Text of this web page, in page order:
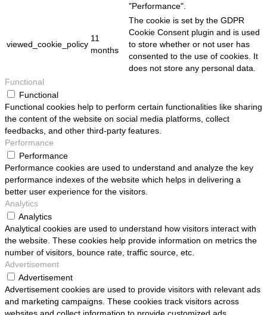
"Performance".
viewed_cookie_policy
11
months
The cookie is set by the GDPR
Cookie Consent plugin and is used
to store whether or not user has
consented to the use of cookies. It
does not store any personal data.
Functional
Functional
Functional cookies help to perform certain functionalities like sharing
the content of the website on social media platforms, collect
feedbacks, and other third-party features.
Performance
Performance
Performance cookies are used to understand and analyze the key
performance indexes of the website which helps in delivering a
better user experience for the visitors.
Analytics
Analytics
Analytical cookies are used to understand how visitors interact with
the website. These cookies help provide information on metrics the
number of visitors, bounce rate, traffic source, etc.
Advertisement
Advertisement
Advertisement cookies are used to provide visitors with relevant ads
and marketing campaigns. These cookies track visitors across